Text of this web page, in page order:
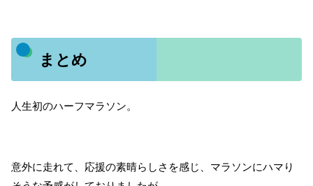
まとめ
人生初のハーフマラソン。
意外に走れて、応援の素晴らしさを感じ、マラソンにハマり